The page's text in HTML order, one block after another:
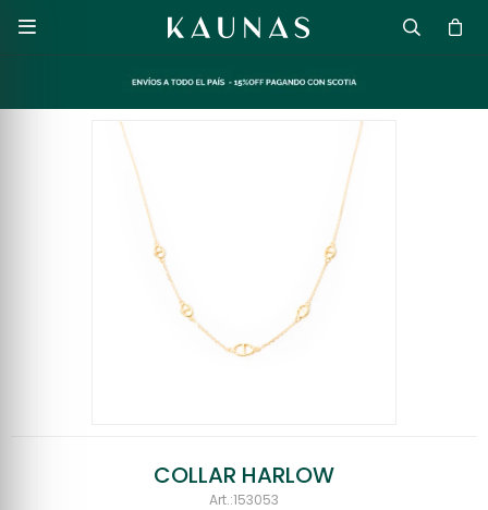

COLLAR HARLOW
153053